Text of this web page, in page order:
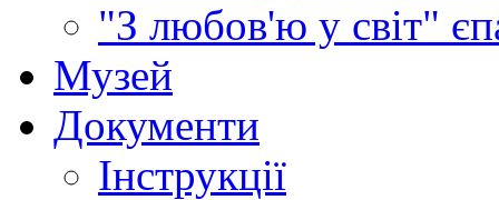
"З любов'ю у світ"
Музей
Документи
Інструкції